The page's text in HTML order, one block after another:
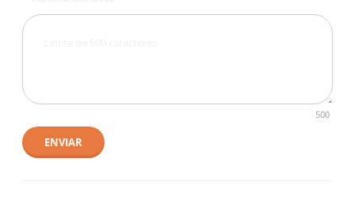
500
ENVIAR